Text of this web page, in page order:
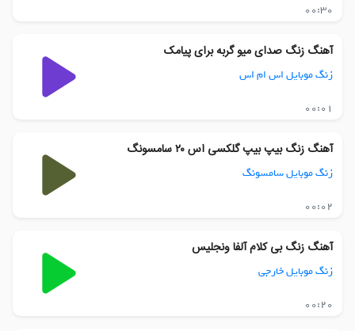
00:30
آهنگ زنگ صدای میو گربه برای پیامک
زنگ موبایل اس ام اس
00:01
آهنگ زنگ بیپ بیپ گلکسی اس ۲۰ سامسونگ
زنگ موبایل سامسونگ
00:02
آهنگ زنگ بی کلام آلفا ونجلیس
زنگ موبایل خارجی
00:20